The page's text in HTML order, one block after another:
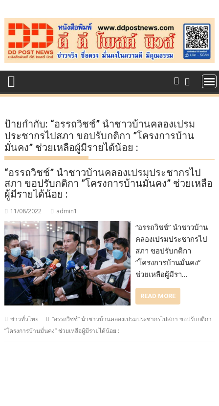
to
content
ป้ายกำกับ: “อรรถวิชช์” นำชาวบ้านคลองเปรม
ประชากรไปสภา ขอปรับกติกา ”โครงการบ้าน
มั่นคง” ช่วยเหลือผู้มีรายได้น้อย :
“อรรถวิชช์” นำชาวบ้านคลองเปรมประชากรไป
สภา ขอปรับกติกา ”โครงการบ้านมั่นคง” ช่วยเหลือ
ผู้มีรายได้น้อย :
11/08/2022 admin1
“อรรถวิชช์” นำชาวบ้าน
คลองเปรมประชากรไป
สภา ขอปรับกติกา
”โครงการบ้านมั่นคง”
ช่วยเหลือผู้มีรา…
READ MORE
ข่าวทั่วไทย
“อรรถวิชช์” นำชาวบ้านคลองเปรมประชากรไปสภา ขอปรับกติกา
”โครงการบ้านมั่นคง” ช่วยเหลือผู้มีรายได้น้อย :